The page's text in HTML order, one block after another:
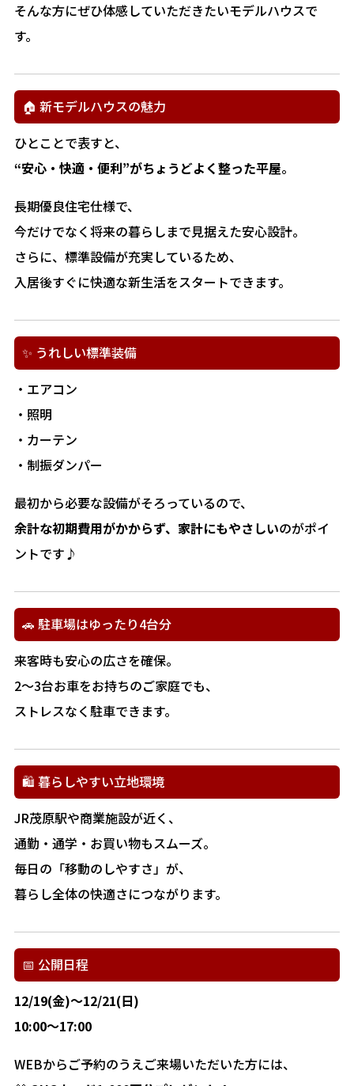
そんな方にぜひ体感していただきたいモデルハウスで
す。
🏠 新モデルハウスの魅力
ひとことで表すと、
“安心・快適・便利”がちょうどよく整った平屋。
長期優良住宅仕様で、
今だけでなく将来の暮らしまで見据えた安心設計。
さらに、標準設備が充実しているため、
入居後すぐに快適な新生活をスタートできます。
✨ うれしい標準装備
・エアコン
・照明
・カーテン
・制振ダンパー
最初から必要な設備がそろっているので、
余計な初期費用がかからず、家計にもやさしいのがポイ
ントです♪
🚗 駐車場はゆったり4台分
来客時も安心の広さを確保。
2～3台お車をお持ちのご家庭でも、
ストレスなく駐車できます。
🛍️ 暮らしやすい立地環境
JR茂原駅や商業施設が近く、
通勤・通学・お買い物もスムーズ。
毎日の「移動のしやすさ」が、
暮らし全体の快適さにつながります。
📅 公開日程
12/19(金)～12/21(日)
10:00～17:00
WEBからご予約のうえご来場いただいた方には、